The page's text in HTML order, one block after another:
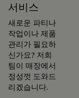
서비스
새로운 파티나
작업이나 제품
관리가 필요하
신가요? 저희
팀이 매장에서
정성껏 도와드
리겠습니다.